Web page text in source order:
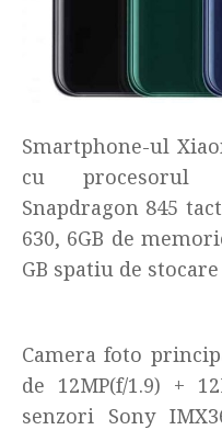
Smartphone-ul
cu procesorul
Snapdragon 845
630, 6GB de
GB spatiu de
Camera foto
de 12MP(f/1.9) +
senzori Sony